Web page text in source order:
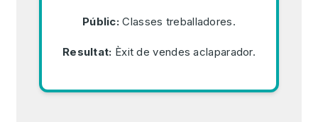
Públic: Classes treballadores.
Resultat: Èxit de vendes aclaparador.